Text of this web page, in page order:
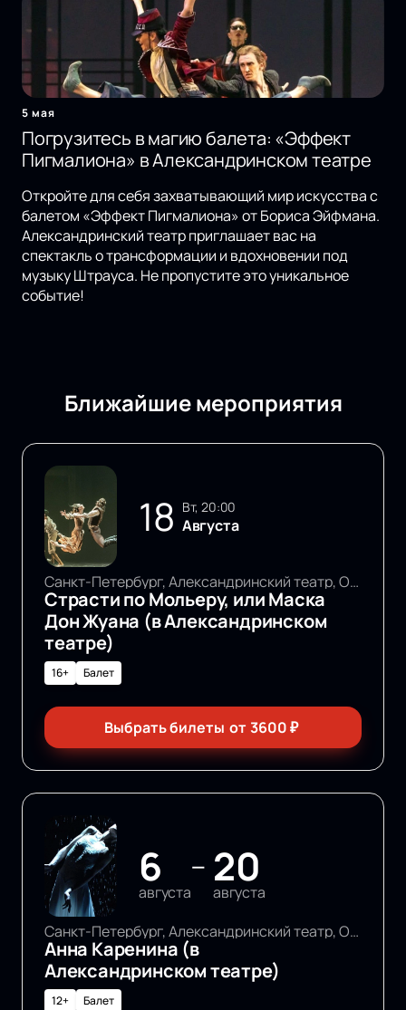
5 мая
Погрузитесь в магию балета: «Эффект
Пигмалиона» в Александринском театре
Откройте для себя захватывающий мир искусства с
балетом «Эффект Пигмалиона» от Бориса Эйфмана.
Александринский театр приглашает вас на
спектакль о трансформации и вдохновении под
музыку Штрауса. Не пропустите это уникальное
событие!
Ближайшие мероприятия
18 вт, 20:00
Августа
Санкт-Петербург, Александринский театр, Основная сцена
Страсти по Мольеру, или Маска
Дон Жуана (в Александринском
театре)
16+ Балет
Выбрать билеты от3600₽
6
августа
— 20
августа
Санкт-Петербург, Александринский театр, Основная сцена
Анна Каренина (в
Александринском театре)
12+ Балет